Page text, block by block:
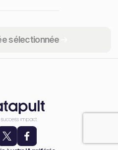
sélectionnée